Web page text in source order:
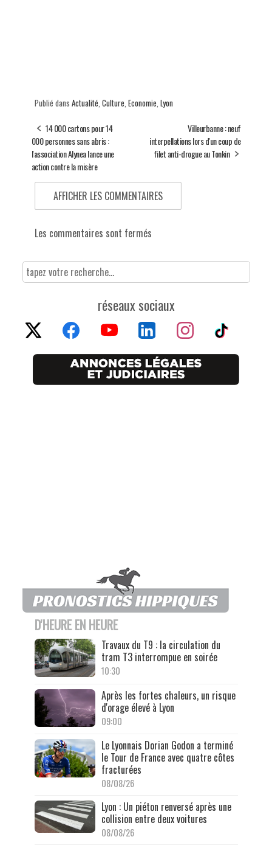
Publié dans Actualité, Culture, Economie, Lyon
14 000 cartons pour 14
000 personnes sans abris :
l'association Alynea lance une
action contre la misère
Villeurbanne : neuf
interpellations lors d'un coup de
filet anti-drogue au Tonkin
AFFICHER LES COMMENTAIRES
Les commentaires sont fermés
réseaux sociaux
D'HEURE EN HEURE
Travaux du T9 : la circulation du
tram T3 interrompue en soirée
10:30
Après les fortes chaleurs, un risque
d'orage élevé à Lyon
09:00
Le Lyonnais Dorian Godon a terminé
le Tour de France avec quatre côtes
fracturées
08/08/26
Lyon : Un piéton renversé après une
collision entre deux voitures
08/08/26